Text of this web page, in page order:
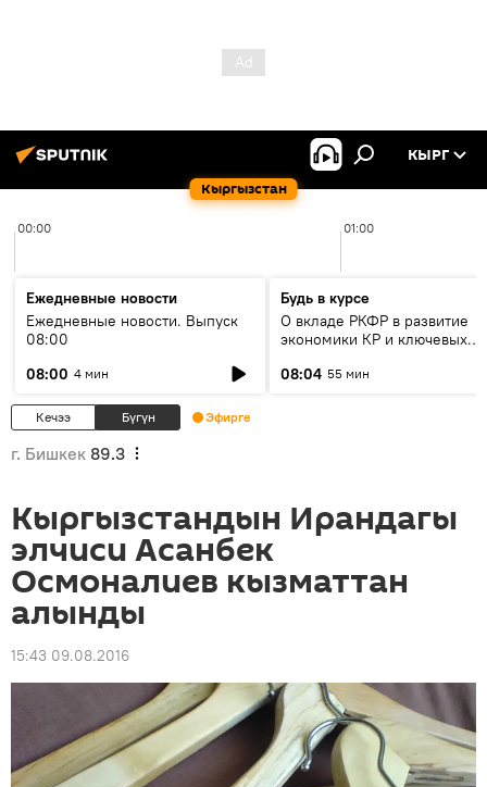
Кыргызстан
КЫРГ
00:00 01:00
Ежедневные новости
Ежедневные новости. Выпуск
08:00
08:00 4 мин
Будь в курсе
О вкладе РКФР в развитие
экономики КР и ключевых
08:04 55 мин
Кечээ Бүгүн Эфирге
г. Бишкек 89.3
Кыргызстандын Ирандагы
элчиси Асанбек
Осмоналиев кызматтан
алынды
15:43 09.08.2016